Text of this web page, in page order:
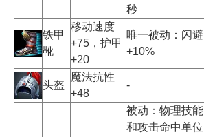
秒
铁甲
靴
移动速度
+75，护甲
+20
唯一被动：闪避
+10%
头盔
魔法抗性
+48
-
被动：物理技能
和攻击命中单位